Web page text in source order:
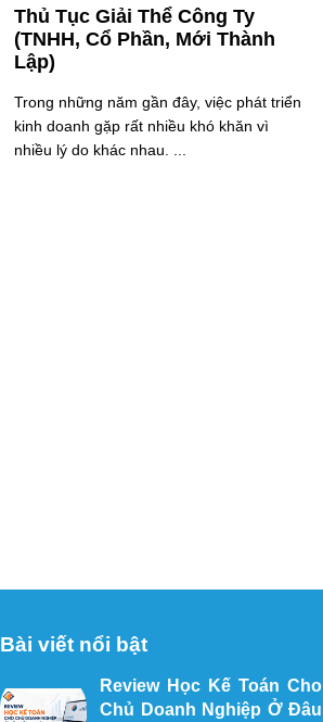
Thủ Tục Giải Thể Công Ty
(TNHH, Cổ Phần, Mới Thành
Lập)
Trong những năm gần đây, việc phát triển
kinh doanh gặp rất nhiều khó khăn vì
nhiều lý do khác nhau. ...
Bài viết nổi bật
Review Học Kế Toán Cho
Chủ Doanh Nghiệp Ở Đâu